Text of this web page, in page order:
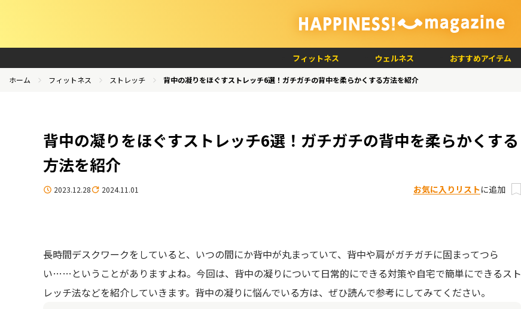
フィットネス ウェルネス おすすめアイテム
ホーム フィットネス ストレッチ 背中の凝りをほぐすストレッチ6選！ガチガチの背中を柔らかくする方法を紹介
背中の凝りをほぐすストレッチ6選！ガチガチの背中を柔らかくする
方法を紹介
2023.12.28 2024.11.01 お気に入りリストに追加
長時間デスクワークをしていると、いつの間にか背中が丸まっていて、背中や肩がガチガチに固まってつら
い……ということがありますよね。 今回は、背中の凝りについて日常的にできる対策や自宅で簡単にできるスト
レッチ法などを紹介していきます。背中の凝りに悩んでいる方は、ぜひ読んで参考にしてみてください。